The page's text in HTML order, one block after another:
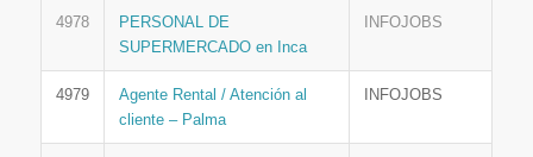
4978
PERSONAL DE
SUPERMERCADO en Inca
INFOJOBS
4979
Agente Rental / Atención al
cliente – Palma
INFOJOBS